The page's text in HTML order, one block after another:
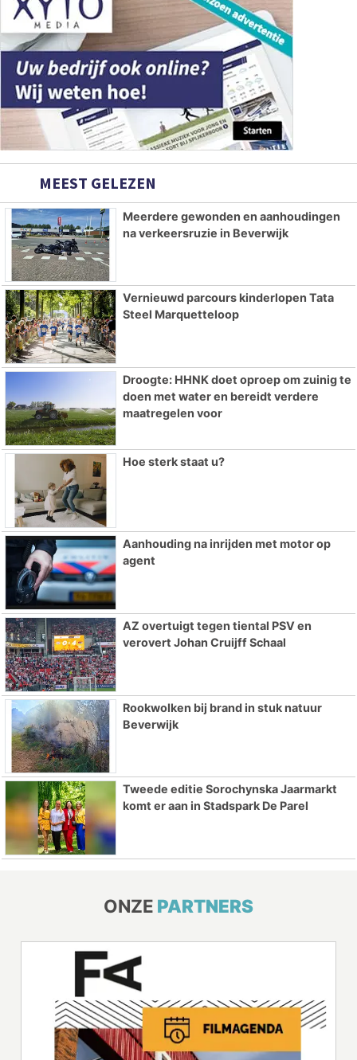
MEEST GELEZEN
Meerdere gewonden en aanhoudingen
na verkeersruzie in Beverwijk
Vernieuwd parcours kinderlopen Tata
Steel Marquetteloop
Droogte: HHNK doet oproep om zuinig te
doen met water en bereidt verdere
maatregelen voor
Hoe sterk staat u?
Aanhouding na inrijden met motor op
agent
AZ overtuigt tegen tiental PSV en
verovert Johan Cruijff Schaal
Rookwolken bij brand in stuk natuur
Beverwijk
Tweede editie Sorochynska Jaarmarkt
komt er aan in Stadspark De Parel
ONZE PARTNERS